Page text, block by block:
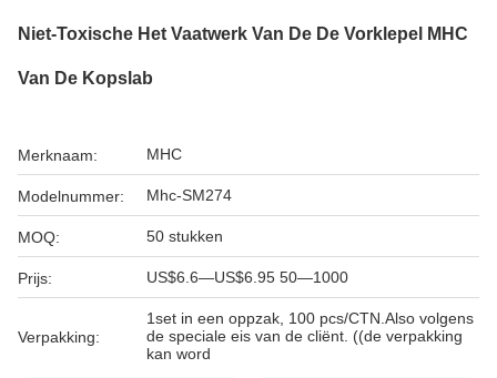
Niet-Toxische Het Vaatwerk Van De De Vorklepel MHC
Van De Kopslab
Merknaam: MHC
Modelnummer: Mhc-SM274
MOQ: 50 stukken
Prijs: US$6.6—US$6.95 50—1000
Verpakking:
1set in een oppzak, 100 pcs/CTN.Also volgens
de speciale eis van de cliënt. ((de verpakking
kan word